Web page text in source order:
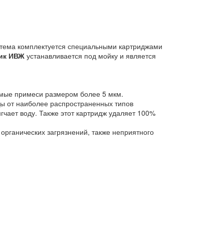
комплектуется специальными картриджами
ИВЖ устанавливается под мойку и является
примеси размером более 5 мкм.
от наиболее распространенных типов
воду. Также этот картридж удаляет 100%
загрязнений, также неприятного